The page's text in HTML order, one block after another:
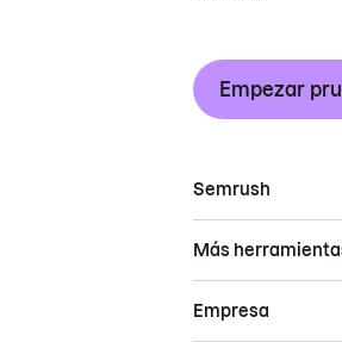
Empezar
Semrush
Más
Empresa